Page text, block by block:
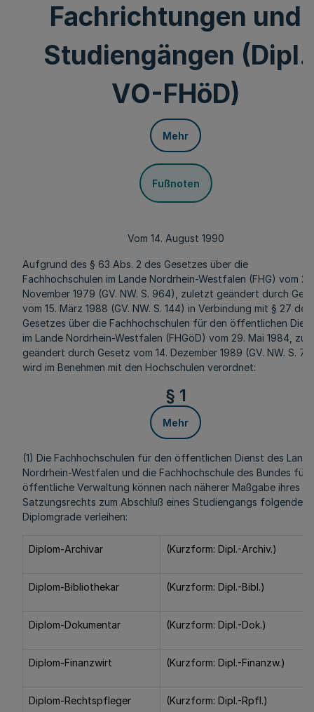
Fachrichtungen und
Studiengängen (Dipl.
VO-FHöD)
Mehr
Fußnoten
Vom 14. August 1990
Aufgrund des § 63 Abs. 2 des Gesetzes über die
Fachhochschulen im Lande Nordrhein-Westfalen (FHG) vom
November 1979 (GV. NW. S. 964), zuletzt geändert durch
vom 15. März 1988 (GV. NW. S. 144) in Verbindung mit § 27 des
Gesetzes über die Fachhochschulen für den öffentlichen
im Lande Nordrhein-Westfalen (FHGöD) vom 29. Mai 1984,
geändert durch Gesetz vom 14. Dezember 1989 (GV. NW. S.
wird im Benehmen mit den Hochschulen verordnet:
§ 1
Mehr
(1) Die Fachhochschulen für den öffentlichen Dienst des
Nordrhein-Westfalen und die Fachhochschule des Bundes für
öffentliche Verwaltung können nach näherer Maßgabe ihres
Satzungsrechts zum Abschluß eines Studiengangs folgende
Diplomgrade verleihen:
Diplom-Archivar (Kurzform: Dipl.-Archiv.)
Diplom-Bibliothekar (Kurzform: Dipl.-Bibl.)
Diplom-Dokumentar (Kurzform: Dipl.-Dok.)
Diplom-Finanzwirt (Kurzform: Dipl.-Finanzw.)
Diplom-Rechtspfleger (Kurzform: Dipl.-Rpfl.)